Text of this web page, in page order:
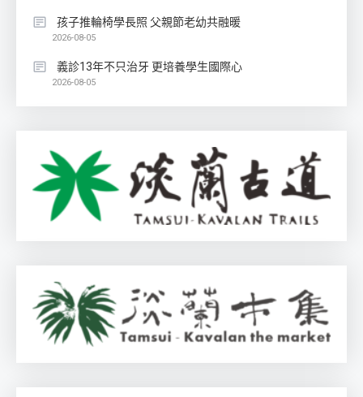
孩子推輪椅學長照 父親節老幼共融暖
2026-08-05
義診13年不只治牙 更培養學生國際心
2026-08-05